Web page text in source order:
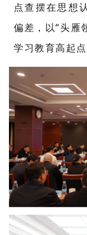
点查摆在思想
偏差，以“头雁
学习教育高起